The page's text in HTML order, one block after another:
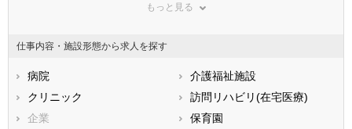
神奈川県
石川県
福井県
静岡県
三重県
滋賀県
大阪府
兵庫県
もっと見る
仕事内容・施設形態から求人を探す
病院
介護福祉施設
クリニック
訪問リハビリ(在宅医療)
企業
保育園